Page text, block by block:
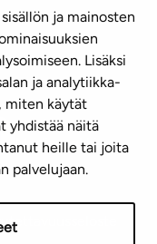
ja mainosten
Lisäksi
ja analytiikka-
miten käytät
yhdistää näitä
heille tai joita
palvelujaan.
Mediapankki